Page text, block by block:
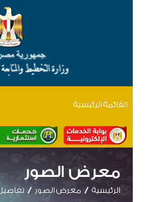
القائمة الرئيسية
معرض الصور
الرئيسية معرض الصور